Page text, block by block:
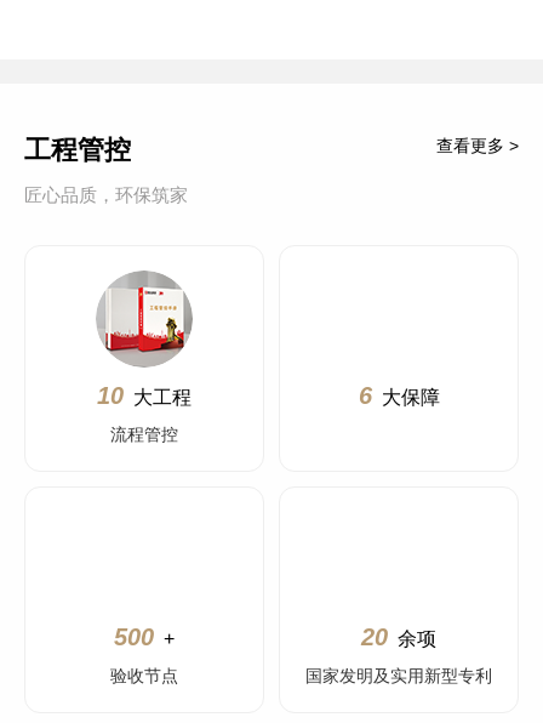
工程管控
匠心品质，环保筑家
查看更多 >
10 大工程
流程管控
6 大保障
500 +
验收节点
20 余项
国家发明及实用新型专利